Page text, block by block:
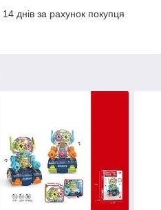
днів за рахунок покупця